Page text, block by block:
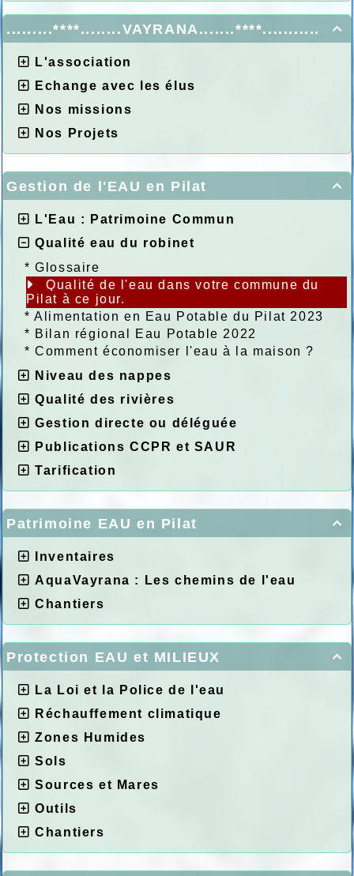

.........****........VAYRANA.......****...........
L'association
Echange avec les élus
Nos missions
Nos Projets

Gestion de l'EAU en Pilat
L'Eau : Patrimoine Commun
Qualité eau du robinet
*Glossaire
Qualité de l'eau dans votre commune du
Pilat à ce jour.
*Alimentation en Eau Potable du Pilat 2023
* Bilan régional Eau Potable 2022
*Comment économiser l'eau à la maison ?
Niveau des nappes
Qualité des rivières
Gestion directe ou déléguée
Publications CCPR et SAUR
Tarification

Patrimoine EAU en Pilat
Inventaires
AquaVayrana : Les chemins de l'eau
Chantiers

Protection EAU et MILIEUX
La Loi et la Police de l'eau
Réchauffement climatique
Zones Humides
Sols
Sources et Mares
Outils
Chantiers